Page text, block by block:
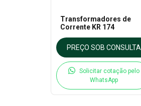
Transformadores de
Corrente KR 174
PREÇO SOB CONSULTA
Solicitar cotação pelo
WhatsApp